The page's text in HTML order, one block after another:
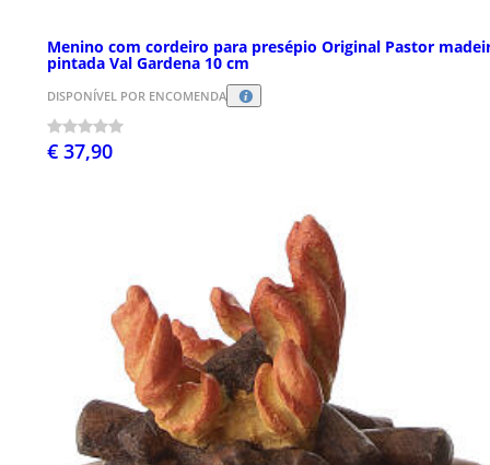
Menino com cordeiro para presépio Original Pastor
pintada Val Gardena 10 cm
DISPONÍVEL POR ENCOMENDA
€ 37,90